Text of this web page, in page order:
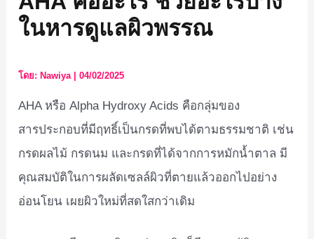
ในหารดูแลผิวพรรณ
โดย: Nawiya |04/02/2025
AHA หรือ Alpha Hydroxy Acids คือกลุ่มของ
สารประกอบที่มีฤทธิ์เป็นกรดที่พบได้ตามธรรมชาติ เช่น
กรดผลไม้ กรดนม และกรดที่ได้จากการหมักน้ำตาล มี
คุณสมบัติในการผลัดเซลล์ผิวที่ตายแล้วออกไปอย่าง
อ่อนโยน เผยผิวใหม่ที่สดใสกว่าเดิม